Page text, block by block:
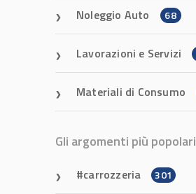
Noleggio Auto 68
Lavorazioni e Servizi
Materiali di Consumo
Gli argomenti più popolari
carrozzeria 301